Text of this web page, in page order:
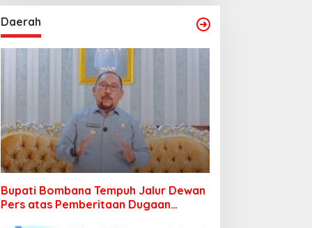
Daerah
Bupati Bombana Tempuh Jalur Dewan
Pers atas Pemberitaan Dugaan